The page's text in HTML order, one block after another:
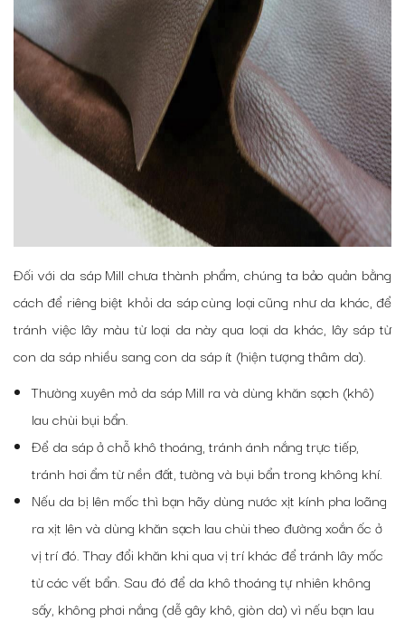
Đối với da sáp Mill chưa thành phẩm, chúng ta bảo quản bằng
cách để riêng biệt khỏi da sáp cùng loại cũng như da khác, để
tránh việc lây màu từ loại da này qua loại da khác, lây sáp từ
con da sáp nhiều sang con da sáp ít (hiện tượng thâm da).
Thường xuyên mở da sáp Mill ra và dùng khăn sạch (khô)
lau chùi bụi bẩn.
Để da sáp ở chỗ khô thoáng, tránh ánh nắng trực tiếp,
tránh hơi ẩm từ nền đất, tường và bụi bẩn trong không khí.
Nếu da bị lên mốc thì bạn hãy dùng nước xịt kính pha loãng
ra xịt lên và dùng khăn sạch lau chùi theo đường xoắn ốc ở
vị trí đó. Thay đổi khăn khi qua vị trí khác để tránh lây mốc
từ các vết bẩn. Sau đó để da khô thoáng tự nhiên không
sấy, không phơi nắng (dễ gây khô, giòn da) vì nếu bạn lau